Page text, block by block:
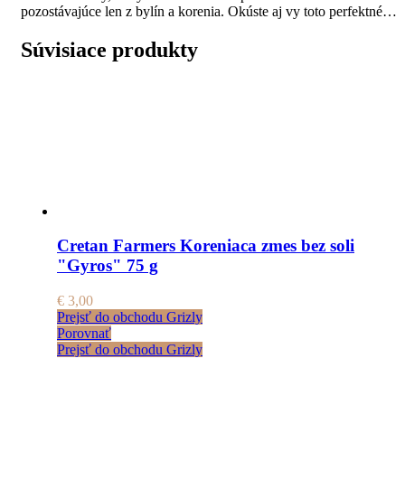
pozostávajúce len z bylín a korenia. Okúste aj vy toto perfektné…
Súvisiace produkty
Cretan Farmers Koreniaca zmes bez soli
"Gyros" 75 g
€ 3,00
Prejsť do obchodu Grizly
Porovnať
Prejsť do obchodu Grizly